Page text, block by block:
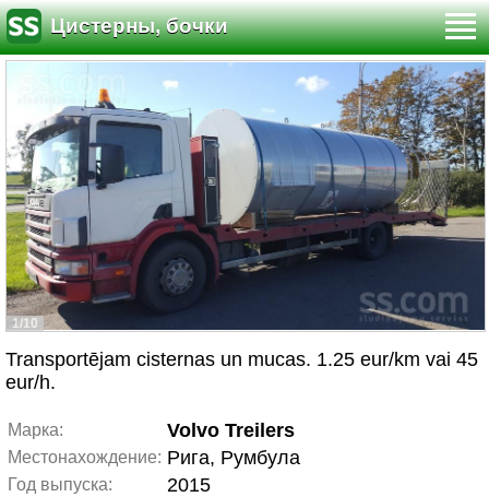
Цистерны, бочки
1/10
Transportējam cisternas un mucas. 1.25 eur/km vai 45
eur/h.
Марка: Volvo Treilers
Местонахождение: Рига, Румбула
Год выпуска: 2015